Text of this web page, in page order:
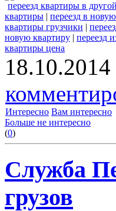
переезд квартиры в
квартиры | переезд в
квартиры грузчики |
новую квартиру | переезд
квартиры цена
Интересно Вам интересно
Больше не интересно
(0)
Служба
грузов